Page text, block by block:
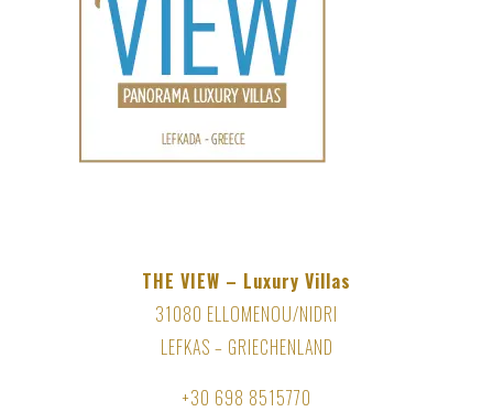
THE VIEW – Luxury Villas
31080 ELLOMENOU/NIDRI
LEFKAS – GRIECHENLAND
+30 698 8515770